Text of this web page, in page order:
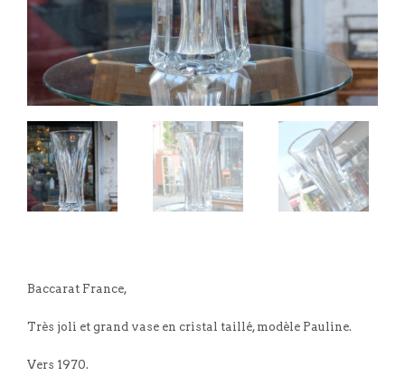
Baccarat France,
Très joli et grand vase en cristal taillé, modèle Pauline.
Vers 1970.